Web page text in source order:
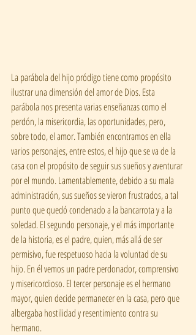
La parábola del hijo pródigo tiene como propósito
ilustrar una dimensión del amor de Dios. Esta
parábola nos presenta varias enseñanzas como el
perdón, la misericordia, las oportunidades, pero,
sobre todo, el amor. También encontramos en ella
varios personajes, entre estos, el hijo que se va de la
casa con el propósito de seguir sus sueños y aventurar
por el mundo. Lamentablemente, debido a su mala
administración, sus sueños se vieron frustrados, a tal
punto que quedó condenado a la bancarrota y a la
soledad. El segundo personaje, y el más importante
de la historia, es el padre, quien, más allá de ser
permisivo, fue respetuoso hacia la voluntad de su
hijo. En él vemos un padre perdonador, comprensivo
y misericordioso. El tercer personaje es el hermano
mayor, quien decide permanecer en la casa, pero que
albergaba hostilidad y resentimiento contra su
hermano.